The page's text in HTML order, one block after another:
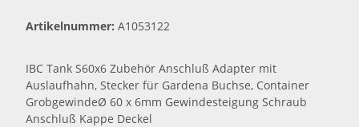
Artikelnummer: A1053122
IBC Tank S60x6 Zubehör Anschluß Adapter mit
Auslaufhahn, Stecker für Gardena Buchse, Container
GrobgewindeØ 60 x 6mm Gewindesteigung Schraub
Anschluß Kappe Deckel